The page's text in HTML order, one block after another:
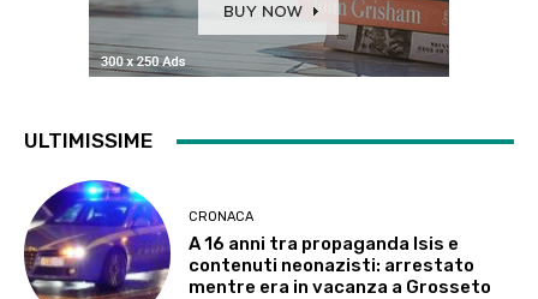
ULTIMISSIME
CRONACA
A 16 anni tra propaganda Isis e
contenuti neonazisti: arrestato
mentre era in vacanza a Grosseto